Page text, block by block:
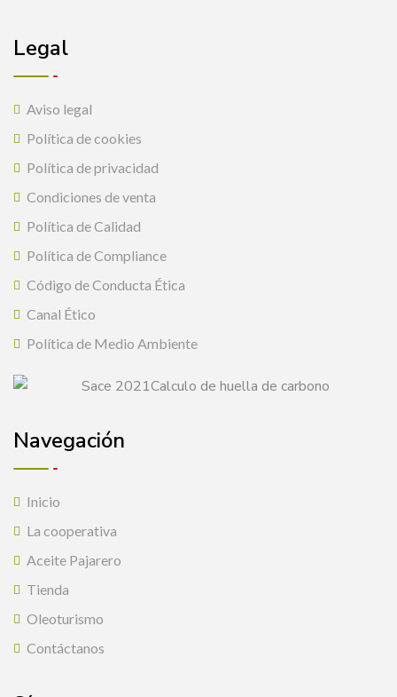
Legal
Aviso legal
Política de cookies
Política de privacidad
Condiciones de venta
Política de Calidad
Política de Compliance
Código de Conducta Ética
Canal Ético
Política de Medio Ambiente
Navegación
Inicio
La cooperativa
Aceite Pajarero
Tienda
Oleoturismo
Contáctanos